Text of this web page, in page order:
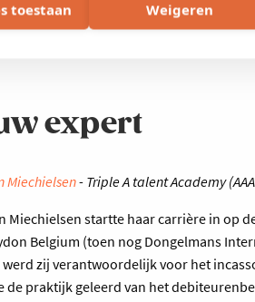
toestaan Weigeren
expert
Miechielsen- Triple A talent Academy
Miechielsen startte haar carrière in op
Belgium (toen nog Dongelmans
werd zij verantwoordelijk voor het
de praktijk geleerd van het